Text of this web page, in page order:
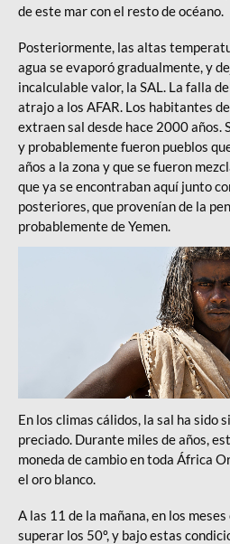
de este mar con el resto de océano.
Posteriormente, las altas
agua se evaporó gradualmente, y
incalculable valor, la SAL. La falla
atrajo a los AFAR. Los habitantes
extraen sal desde hace 2000 años.
y probablemente fueron pueblos
años a la zona y que se fueron
que ya se encontraban aquí junto
posteriores, que provenían de la
probablemente de Yemen.
En los climas cálidos, la sal ha sido
preciado. Durante miles de años,
moneda de cambio en toda África
el oro blanco.
A las 11 de la mañana, en los
superar los 50º, y bajo estas